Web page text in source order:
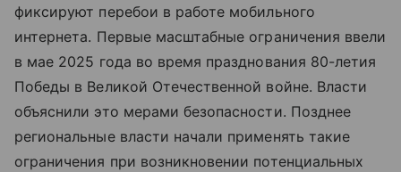
фиксируют перебои в работе мобильного
интернета. Первые масштабные ограничения ввели
в мае 2025 года во время празднования 80-летия
Победы в Великой Отечественной войне. Власти
объяснили это мерами безопасности. Позднее
региональные власти начали применять такие
ограничения при возникновении потенциальных